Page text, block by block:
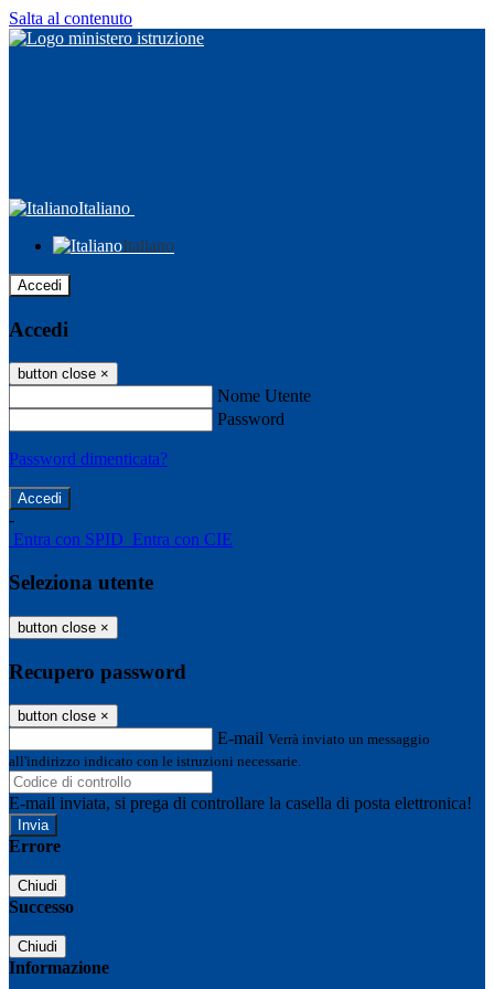
Salta al contenuto
Italiano
Italiano
Accedi
Accedi
button close ×
Nome Utente
Password
Password dimenticata?
-
Entra con SPID Entra con CIE
Seleziona utente
button close ×
Recupero password
button close ×
E-mail Verrà inviato un messaggio
all'indirizzo indicato con le istruzioni necessarie.
E-mail inviata, si prega di controllare la casella di posta elettronica!
Errore
Chiudi
Successo
Chiudi
Informazione